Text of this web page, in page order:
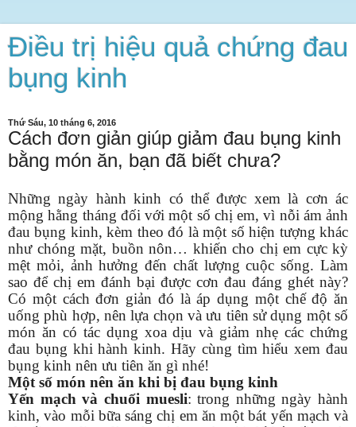
Điều trị hiệu quả chứng đau
bụng kinh
Thứ Sáu, 10 tháng 6, 2016
Cách đơn giản giúp giảm đau bụng kinh
bằng món ăn, bạn đã biết chưa?
Những ngày hành kinh có thể được xem là cơn ác
mộng hằng tháng đối với một số chị em, vì nỗi ám ảnh
đau bụng kinh, kèm theo đó là một số hiện tượng khác
như chóng mặt, buồn nôn… khiến cho chị em cực kỳ
mệt mỏi, ảnh hưởng đến chất lượng cuộc sống. Làm
sao để chị em đánh bại được cơn đau đáng ghét này?
Có một cách đơn giản đó là áp dụng một chế độ ăn
uống phù hợp, nên lựa chọn và ưu tiên sử dụng một số
món ăn có tác dụng xoa dịu và giảm nhẹ các chứng
đau bụng khi hành kinh. Hãy cùng tìm hiểu xem đau
bụng kinh nên ưu tiên ăn gì nhé!
Một số món nên ăn khi bị đau bụng kinh
Yến mạch và chuối muesli: trong những ngày hành
kinh, vào mỗi bữa sáng chị em ăn một bát yến mạch và